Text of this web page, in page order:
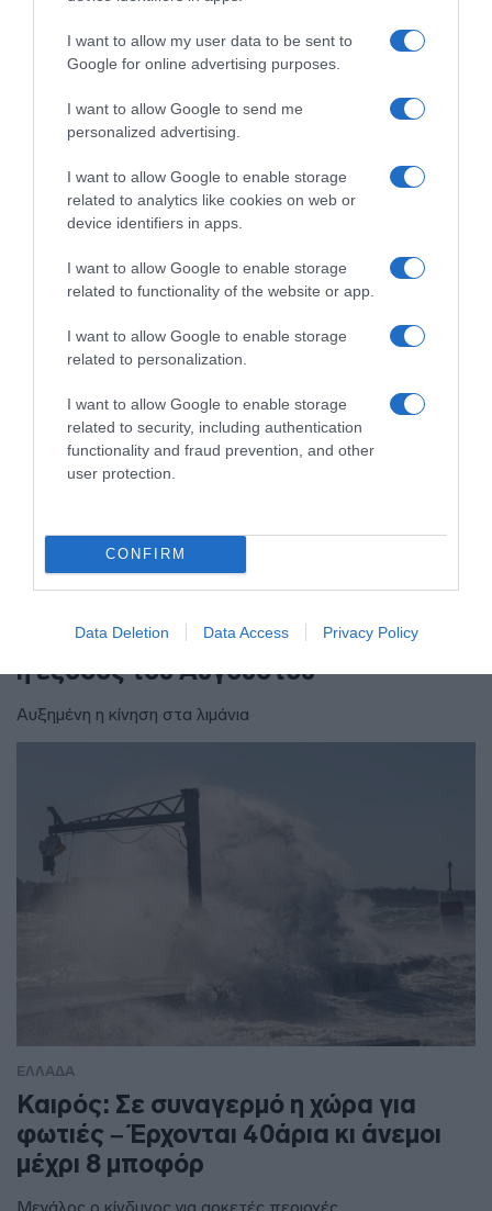
I want to allow my user data to be sent to
Google for online advertising purposes.
I want to allow Google to send me
personalized advertising.
I want to allow Google to enable storage
related to analytics like cookies on web or
device identifiers in apps.
I want to allow Google to enable storage
related to functionality of the website or app.
I want to allow Google to enable storage
related to personalization.
I want to allow Google to enable storage
related to security, including authentication
functionality and fraud prevention, and other
user protection.
CONFIRM
Data Deletion Data Access Privacy Policy
Χανιά: Νεαρός Παλαιστίνιος
κλείδωσε ανήλικη στο σπίτι του – Την
έσωσαν οι φωνές της
Συνελήφθη ο δράστης
ΕΛΛΑΔΑ
Δεκαπενταύγουστου – Κορυφώνεται
η έξοδος του Αυγούστου
Αυξημένη η κίνηση στα λιμάνια
ΕΛΛΑΔΑ
Καιρός: Σε συναγερμό η χώρα για
φωτιές – Έρχονται 40άρια κι άνεμοι
μέχρι 8 μποφόρ